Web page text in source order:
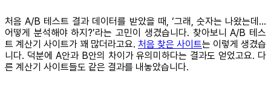
처음 A/B 테스트 결과 데이터를 받았을 때, ‘그래, 숫자는 나왔는데...
어떻게 분석해야 하지?’라는 고민이 생겼습니다. 찾아보니 A/B 테스
트 계산기 사이트가 꽤 많더라고요. 처음 찾은 사이트는 이렇게 생겼습
니다. 덕분에 A안과 B안의 차이가 유의미하다는 결과도 얻었고요. 다
른 계산기 사이트들도 같은 결과를 내놓았습니다.